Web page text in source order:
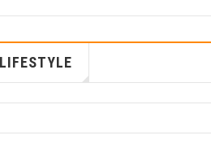
LIFESTYLE